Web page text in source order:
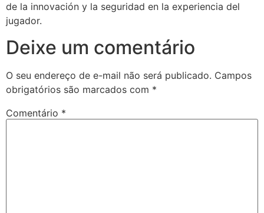
de la innovación y la seguridad en la experiencia del
jugador.
Deixe um comentário
O seu endereço de e-mail não será publicado. Campos
obrigatórios são marcados com *
Comentário *